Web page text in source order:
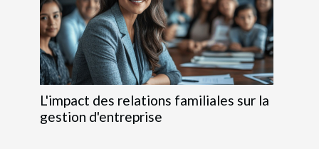
L'impact des relations familiales sur la
gestion d'entreprise